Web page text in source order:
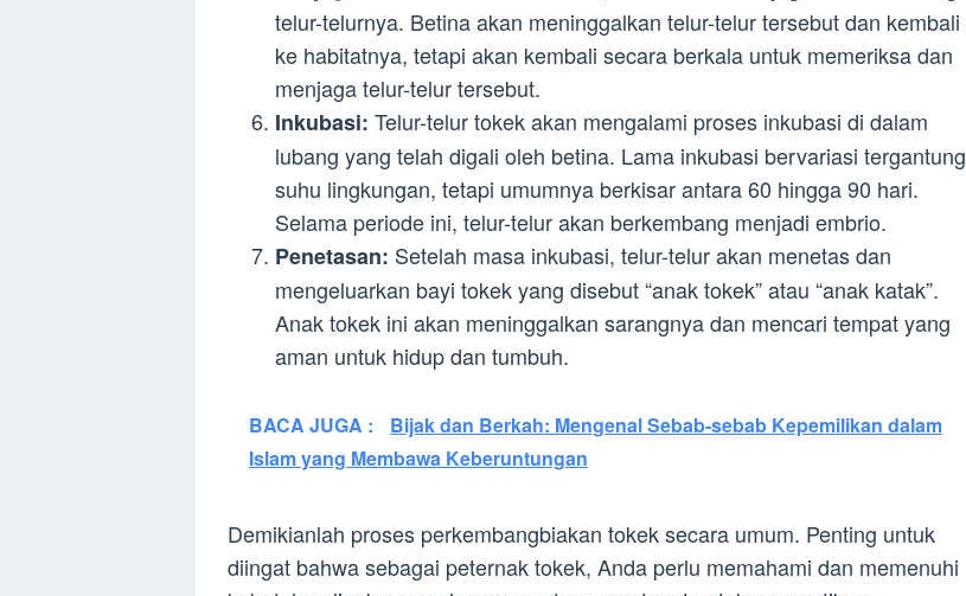
telur-telurnya. Betina akan meninggalkan telur-telur tersebut dan kembali
ke habitatnya, tetapi akan kembali secara berkala untuk memeriksa dan
menjaga telur-telur tersebut.
Inkubasi: Telur-telur tokek akan mengalami proses inkubasi di dalam
lubang yang telah digali oleh betina. Lama inkubasi bervariasi tergantung
suhu lingkungan, tetapi umumnya berkisar antara 60 hingga 90 hari.
Selama periode ini, telur-telur akan berkembang menjadi embrio.
Penetasan: Setelah masa inkubasi, telur-telur akan menetas dan
mengeluarkan bayi tokek yang disebut “anak tokek” atau “anak katak”.
Anak tokek ini akan meninggalkan sarangnya dan mencari tempat yang
aman untuk hidup dan tumbuh.
BACA JUGA :
Bijak dan Berkah: Mengenal Sebab-sebab Kepemilikan dalam
Islam yang Membawa Keberuntungan
Demikianlah proses perkembangbiakan tokek secara umum. Penting untuk
diingat bahwa sebagai peternak tokek, Anda perlu memahami dan memenuhi